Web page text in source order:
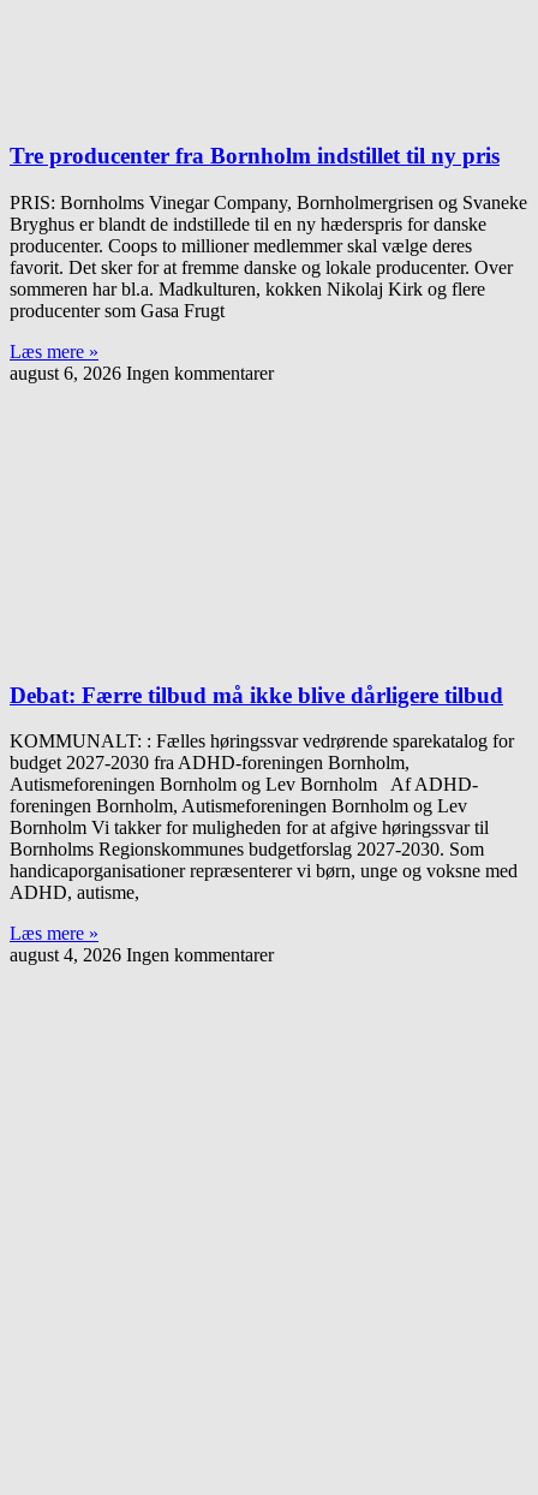
Tre producenter fra Bornholm indstillet til ny pris
PRIS: Bornholms Vinegar Company, Bornholmergrisen og Svaneke
Bryghus er blandt de indstillede til en ny hæderspris for danske
producenter. Coops to millioner medlemmer skal vælge deres
favorit. Det sker for at fremme danske og lokale producenter. Over
sommeren har bl.a. Madkulturen, kokken Nikolaj Kirk og flere
producenter som Gasa Frugt
Læs mere »
august 6, 2026 Ingen kommentarer
Debat: Færre tilbud må ikke blive dårligere tilbud
KOMMUNALT: : Fælles høringssvar vedrørende sparekatalog for
budget 2027-2030 fra ADHD-foreningen Bornholm,
Autismeforeningen Bornholm og Lev Bornholm Af ADHD-
foreningen Bornholm, Autismeforeningen Bornholm og Lev
Bornholm Vi takker for muligheden for at afgive høringssvar til
Bornholms Regionskommunes budgetforslag 2027-2030. Som
handicaporganisationer repræsenterer vi børn, unge og voksne med
ADHD, autisme,
Læs mere »
august 4, 2026 Ingen kommentarer